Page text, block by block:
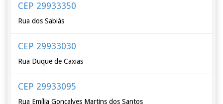
CEP 29933350
Rua dos Sabiás
CEP 29933030
Rua Duque de Caxias
CEP 29933095
Rua Emília Gonçalves Martins dos Santos